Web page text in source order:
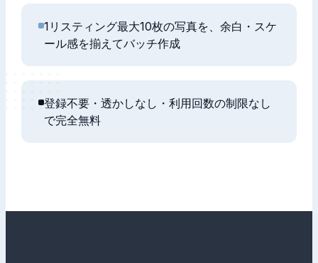
1リスティング最大10枚の写真を、余白・スケ
ール感を揃えてバッチ作成
登録不要・透かしなし・利用回数の制限なし
で完全無料